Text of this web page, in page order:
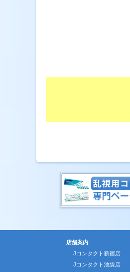
店舗案内
Jコンタクト新宿店
Jコンタクト池袋店